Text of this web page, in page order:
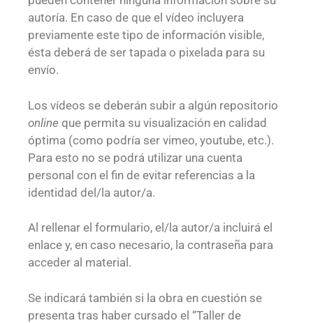
autoría. En caso de que el vídeo incluyera
previamente este tipo de información visible,
ésta deberá de ser tapada o pixelada para su
envío.
Los vídeos se deberán subir a algún repositorio
online que permita su visualización en calidad
óptima (como podría ser vimeo, youtube, etc.).
Para esto no se podrá utilizar una cuenta
personal con el fin de evitar referencias a la
identidad del/la autor/a.
Al rellenar el formulario, el/la autor/a incluirá el
enlace y, en caso necesario, la contraseña para
acceder al material.
Se indicará también si la obra en cuestión se
presenta tras haber cursado el “Taller de